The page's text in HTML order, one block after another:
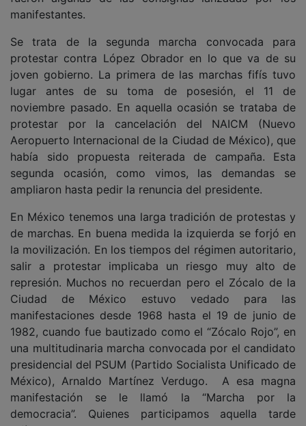
manifestantes.
Se trata de la segunda marcha convocada para
protestar contra López Obrador en lo que va de su
joven gobierno. La primera de las marchas fifís tuvo
lugar antes de su toma de posesión, el 11 de
noviembre pasado. En aquella ocasión se trataba de
protestar por la cancelación del NAICM (Nuevo
Aeropuerto Internacional de la Ciudad de México), que
había sido propuesta reiterada de campaña. Esta
segunda ocasión, como vimos, las demandas se
ampliaron hasta pedir la renuncia del presidente.
En México tenemos una larga tradición de protestas y
de marchas. En buena medida la izquierda se forjó en
la movilización. En los tiempos del régimen autoritario,
salir a protestar implicaba un riesgo muy alto de
represión. Muchos no recuerdan pero el Zócalo de la
Ciudad de México estuvo vedado para las
manifestaciones desde 1968 hasta el 19 de junio de
1982, cuando fue bautizado como el “Zócalo Rojo”, en
una multitudinaria marcha convocada por el candidato
presidencial del PSUM (Partido Socialista Unificado de
México), Arnaldo Martínez Verdugo. A esa magna
manifestación se le llamó la “Marcha por la
democracia”. Quienes participamos aquella tarde